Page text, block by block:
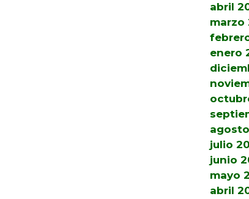
abril
marzo
enero
julio
junio
mayo
abril